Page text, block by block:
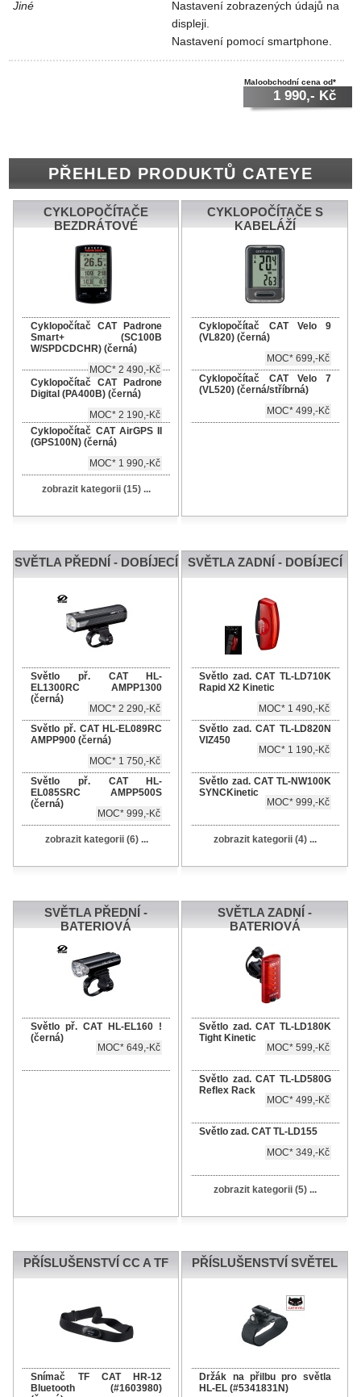
Jiné
Nastavení zobrazených údajů na
displeji.
Nastavení pomocí smartphone.
Maloobchodní cena od*
1 990,- Kč
PŘEHLED PRODUKTŮ CATEYE
CYKLOPOČÍTAČE
BEZDRÁTOVÉ
Cyklopočítač CAT Padrone
Smart+ (SC100B
W/SPDCDCHR) (černá)
MOC* 2 490,-Kč
Cyklopočítač CAT Padrone
Digital (PA400B) (černá)
MOC* 2 190,-Kč
Cyklopočítač CAT AirGPS II
(GPS100N) (černá)
MOC* 1 990,-Kč
zobrazit kategorii (15) ...
CYKLOPOČÍTAČE S
KABELÁŽÍ
Cyklopočítač CAT Velo 9
(VL820) (černá)
MOC* 699,-Kč
Cyklopočítač CAT Velo 7
(VL520) (černá/stříbrná)
MOC* 499,-Kč
SVĚTLA PŘEDNÍ - DOBÍJECÍ
Světlo př. CAT HL-
EL1300RC AMPP1300
(černá)
MOC* 2 290,-Kč
Světlo př. CAT HL-EL089RC
AMPP900 (černá)
MOC* 1 750,-Kč
Světlo př. CAT HL-
EL085SRC AMPP500S
(černá)
MOC* 999,-Kč
zobrazit kategorii (6) ...
SVĚTLA ZADNÍ - DOBÍJECÍ
Světlo zad. CAT TL-LD710K
Rapid X2 Kinetic
MOC* 1 490,-Kč
Světlo zad. CAT TL-LD820N
VIZ450
MOC* 1 190,-Kč
Světlo zad. CAT TL-NW100K
SYNCKinetic
MOC* 999,-Kč
zobrazit kategorii (4) ...
SVĚTLA PŘEDNÍ -
BATERIOVÁ
Světlo př. CAT HL-EL160 !
(černá)
MOC* 649,-Kč
SVĚTLA ZADNÍ -
BATERIOVÁ
Světlo zad. CAT TL-LD180K
Tight Kinetic
MOC* 599,-Kč
Světlo zad. CAT TL-LD580G
Reflex Rack
MOC* 499,-Kč
Světlo zad. CAT TL-LD155
MOC* 349,-Kč
zobrazit kategorii (5) ...
PŘÍSLUŠENSTVÍ CC A TF
Snímač TF CAT HR-12
Bluetooth (#1603980)
PŘÍSLUŠENSTVÍ SVĚTEL
Držák na přilbu pro světla
HL-EL (#5341831N)